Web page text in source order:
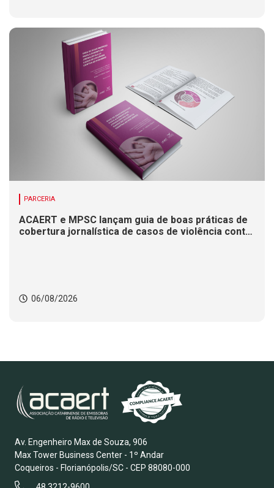
PARCERIA
ACAERT e MPSC lançam guia de boas práticas de
cobertura jornalística de casos de violência contra
06/08/2026
Av. Engenheiro Max de Souza, 906
Max Tower Business Center - 1º Andar
Coqueiros - Florianópolis/SC - CEP 88080-000